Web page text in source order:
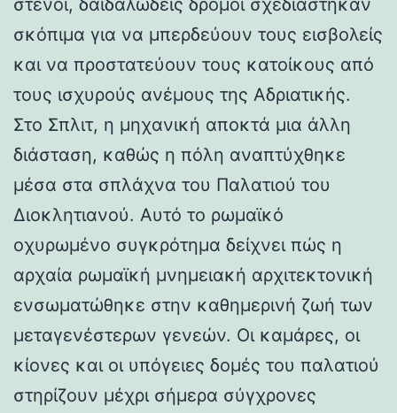
σκόπιμα για να μπερδεύουν τους εισβολείς
και να προστατεύουν τους κατοίκους από
τους ισχυρούς ανέμους της Αδριατικής.
Στο Σπλιτ, η μηχανική αποκτά μια άλλη
διάσταση, καθώς η πόλη αναπτύχθηκε
μέσα στα σπλάχνα του Παλατιού του
Διοκλητιανού. Αυτό το ρωμαϊκό
οχυρωμένο συγκρότημα δείχνει πώς η
αρχαία ρωμαϊκή μνημειακή αρχιτεκτονική
ενσωματώθηκε στην καθημερινή ζωή των
μεταγενέστερων γενεών. Οι καμάρες, οι
κίονες και οι υπόγειες δομές του παλατιού
στηρίζουν μέχρι σήμερα σύγχρονες